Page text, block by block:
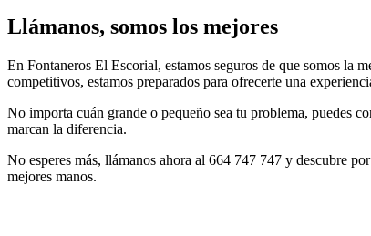
Llámanos, somos los mejores
En Fontaneros El Escorial, estamos seguros de que somos la
competitivos, estamos preparados para ofrecerte una
No importa cuán grande o pequeño sea tu problema, puedes
marcan la diferencia.
No esperes más, llámanos ahora al 664 747 747 y descubre
mejores manos.